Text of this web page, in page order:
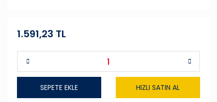
1.591,23 TL
SEPETE EKLE HIZLI SATIN AL